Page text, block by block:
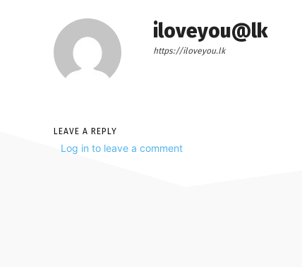
iloveyou@lk
https://iloveyou.lk
LEAVE A REPLY
Log in to leave a comment